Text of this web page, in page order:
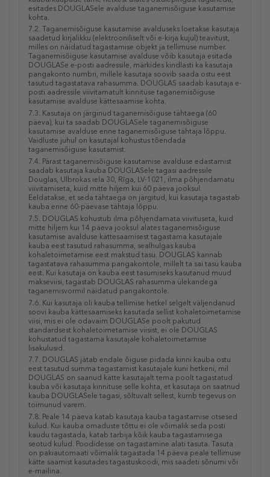
esitades DOUGLASele avalduse taganemisõiguse kasutamise
kohta.
7.2. Taganemisõiguse kasutamise avalduseks loetakse kasutaja
saadetud kirjalikku (elektrooniliselt või e-kirja kujul) teavitust,
milles on näidatud tagastamise objekt ja tellimuse number.
Taganemisõiguse kasutamise avalduse võib kasutaja esitada
DOUGLASe e-posti aadressile, märkides kindlasti ka kasutaja
pangakonto numbri, millele kasutaja soovib saada ostu eest
tasutud tagastatava rahasumma. DOUGLAS saadab kasutaja e-
posti aadressile viivitamatult kinnituse taganemisõiguse
kasutamise avalduse kättesaamise kohta.
7.3. Kasutaja on järginud taganemisõiguse tähtaega (60
päeva), kui ta saadab DOUGLASele taganemisõiguse
kasutamise avalduse enne taganemisõiguse tähtaja lõppu.
Vaidluste juhul on kasutajal kohustus tõendada
taganemisõiguse kasutamist.
7.4. Pärast taganemisõiguse kasutamise avalduse edastamist
saadab kasutaja kauba DOUGLASele tagasi aadressile
Douglas, Ulbrokas iela 30, Rīga, LV-1021, ilma põhjendamatu
viivitamiseta, kuid mitte hiljem kui 60 päeva jooksul.
Eeldatakse, et seda tähtaega on järgitud, kui kasutaja tagastab
kauba enne 60-päevase tähtaja lõppu.
7.5. DOUGLAS kohustub ilma põhjendamata viivituseta, kuid
mitte hiljem kui 14 päeva jooksul alates taganemisõiguse
kasutamise avalduse kättesaamisest tagastama kasutajale
kauba eest tasutud rahasumma, sealhulgas kauba
kohaletoimetamise eest makstud tasu. DOUGLAS kannab
tagastatava rahasumma pangakontole, millelt ta sai tasu kauba
eest. Kui kasutaja on kauba eest tasumiseks kasutanud muud
makseviisi, tagastab DOUGLAS rahasumma ülekandega
taganemisvormil näidatud pangakontole.
7.6. Kui kasutaja oli kauba tellimise hetkel selgelt väljendanud
soovi kauba kättesaamiseks kasutada sellist kohaletoimetamise
viisi, mis ei ole odavaim DOUGLASe poolt pakutud
standardsest kohaletoimetamise viisist, ei ole DOUGLAS
kohustatud tagastama kasutajale kohaletoimetamise
lisakulusid.
7.7. DOUGLAS jätab endale õiguse pidada kinni kauba ostu
eest tasutud summa tagastamist kasutajale kuni hetkeni, mil
DOUGLAS on saanud kätte kasutajalt tema poolt tagastatud
kauba või kasutaja kinnituse selle kohta, et kasutaja on saatnud
kauba DOUGLASele tagasi, sõltuvalt sellest, kumb tegevus on
toimunud varem.
7.8. Peale 14 päeva katab kasutaja kauba tagastamise otsesed
kulud. Kui kauba omaduste tõttu ei ole võimalik seda posti
kaudu tagastada, katab tarbija kõik kauba tagastamisega
seotud kulud. Poodidesse on tagastamine alati tasuta. Tasuta
on pakiautomaati võimalik tagastada 14 päeva peale tellimuse
kätte saamist kasutades tagastuskoodi, mis saadeti sõnumi või
e-mailina.